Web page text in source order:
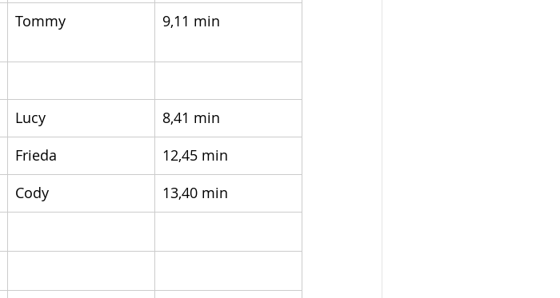
Tommy 9,11 min
Lucy
8,41 min
Frieda
12,45 min
Cody 13,40 min